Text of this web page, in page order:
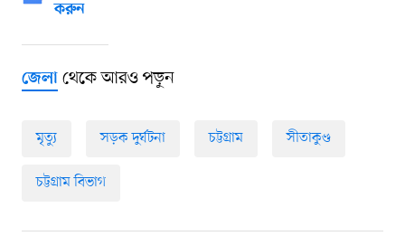
করুন
জেলাথেকে আরও পড়ুন
মৃত্যু সড়ক দুর্ঘটনা চট্টগ্রাম সীতাকুণ্ড
চট্টগ্রাম বিভাগ